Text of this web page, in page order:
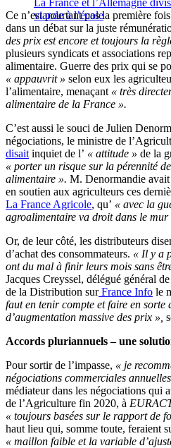
La France et l’Allemagne
viande à l’école
Ce n’est pourtant pas la première
dans un débat sur la juste
des prix est encore et toujours la
plusieurs syndicats et associations
alimentaire. Guerre des prix qui se
« appauvrit » selon eux les
l’alimentaire, menaçant « très
alimentaire de la France ».
C’est aussi le souci de Julien
négociations, le ministre de
disait inquiet de l’ « attitude » de la
« porter un risque sur la pérennité
alimentaire ». M. Denormandie
en soutien aux agriculteurs ces
La France Agricole, qu’ « avec la
agroalimentaire va droit dans le mur
Or, de leur côté, les distributeurs
d’achat des consommateurs. « Il y a
ont du mal à finir leurs mois sans
Jacques Creyssel, délégué général
de la Distribution surFrance Info le
faut en tenir compte et faire en sorte
d’augmentation massive des prix »,
Accords pluriannuels – une
Pour sortir de l’impasse, « je
négociations commerciales
médiateur dans les négociations qui
de l’Agriculture fin 2020, à
« toujours basées sur le rapport de
haut lieu qui, somme toute, feraient
« maillon faible et la variable